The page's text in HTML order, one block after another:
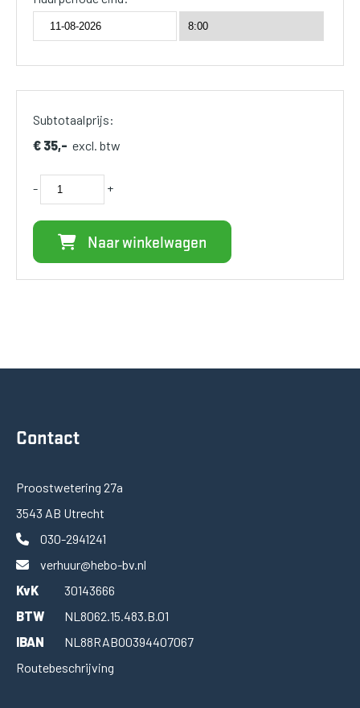
Subtotaalprijs:
€ 35,- excl. btw
- +
Naar winkelwagen
Contact
Proostwetering 27a
3543 AB Utrecht
030-2941241
verhuur@hebo-bv.nl
KvK
30143666
BTW
NL8062.15.483.B.01
IBAN
NL88RABO0394407067
Routebeschrijving